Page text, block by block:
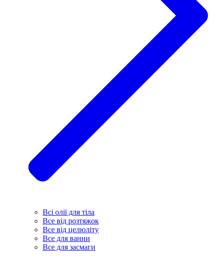
Всі олії для тіла
Все від розтяжок
Все від целюліту
Все для ванни
Все для засмаги